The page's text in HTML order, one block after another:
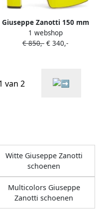
Giuseppe Zanotti 150 mm
Bebe pumps met
plateauzool Geel
1 webshop
€ 850,- € 340,-
van 2
Witte Giuseppe Zanotti
schoenen
Multicolors Giuseppe
Zanotti schoenen